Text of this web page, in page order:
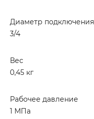
Диаметр подключения
3/4
Вес
0,45 кг
Рабочее давление
1 МПа